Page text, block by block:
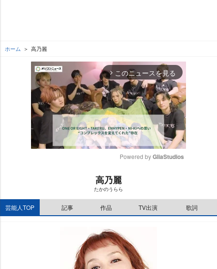
ホーム 高乃麗
arrow_forward_ios このニュースを見る
e
Powered by GliaStudios
高乃麗
たかのうらら
芸能人TOP 記事 作品 TV出演 歌詞